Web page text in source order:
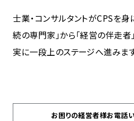
士業・コンサルタントがCPSを身
続の専門家」から「経営の伴走者
実に一段上のステージへ進みます
お困りの経営者様お電話